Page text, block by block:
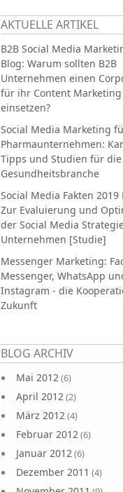
AKTUELLE ARTIKEL
B2B Social Media
Blog: Warum sollten B2B
Unternehmen einen
für ihr Content Marketing
einsetzen?
Social Media Marketing
Pharmaunternehmen:
Tipps und Studien für die
Gesundheitsbranche
Social Media Fakten 2019
Zur Evaluierung und
der Social Media
Unternehmen [Studie]
Messenger Marketing:
Messenger, WhatsApp
Instagram - die
Zukunft
BLOG ARCHIV
Mai 2012(6)
April 2012(2)
März 2012(4)
Februar 2012(6)
Januar 2012(6)
Dezember 2011 (4)
Seiten